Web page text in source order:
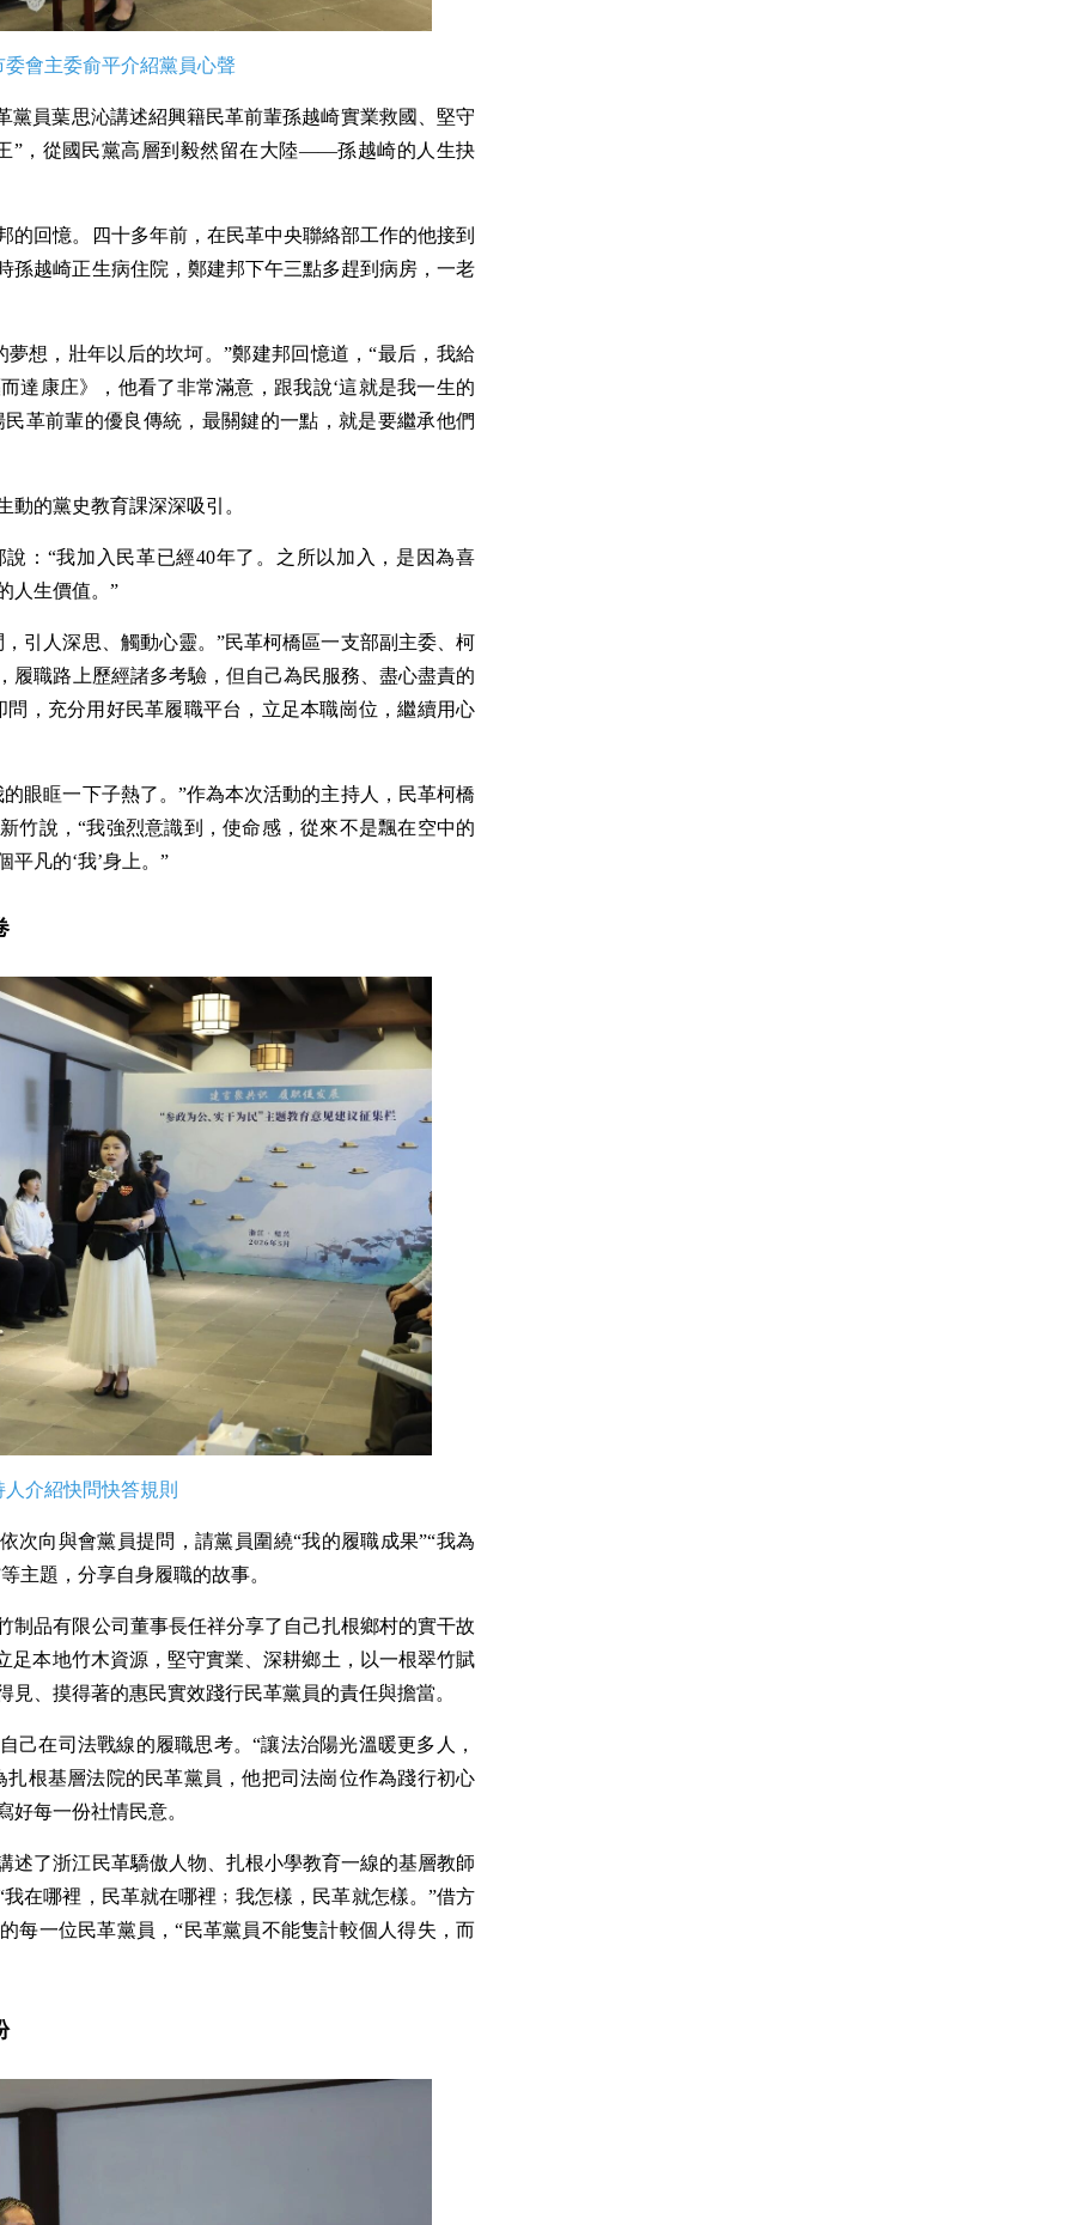
委會主委俞平介紹黨員心聲
黨員葉思沁講述紹興籍民革前輩孫越崎實業救國、堅守
”，從國民黨高層到毅然留在大陸——孫越崎的人生抉
的回憶。四十多年前，在民革中央聯絡部工作的他接到
越崎正生病住院，鄭建邦下午三點多趕到病房，一老
想，壯年以后的坎坷。”鄭建邦回憶道，“最后，我給
達康庄》，他看了非常滿意，跟我說‘這就是我一生的
革前輩的優良傳統，最關鍵的一點，就是要繼承他們
動的黨史教育課深深吸引。
：“我加入民革已經40年了。之所以加入，是因為喜
人生價值。”
引人深思、觸動心靈。”民革柯橋區一支部副主委、柯
履職路上歷經諸多考驗，但自己為民服務、盡心盡責的
，充分用好民革履職平台，立足本職崗位，繼續用心
眼眶一下子熱了。”作為本次活動的主持人，民革柯橋
竹說，“我強烈意識到，使命感，從來不是飄在空中的
凡的‘我’身上。”
人介紹快問快答規則
次向與會黨員提問，請黨員圍繞“我的履職成果”“我為
主題，分享自身履職的故事。
制品有限公司董事長任祥分享了自己扎根鄉村的實干故
足本地竹木資源，堅守實業、深耕鄉土，以一根翠竹賦
、摸得著的惠民實效踐行民革黨員的責任與擔當。
己在司法戰線的履職思考。“讓法治陽光溫暖更多人，
根基層法院的民革黨員，他把司法崗位作為踐行初心
好每一份社情民意。
述了浙江民革驕傲人物、扎根小學教育一線的基層教師
在哪裡，民革就在哪裡﹔我怎樣，民革就怎樣。”借方
每一位民革黨員，“民革黨員不能隻計較個人得失，而